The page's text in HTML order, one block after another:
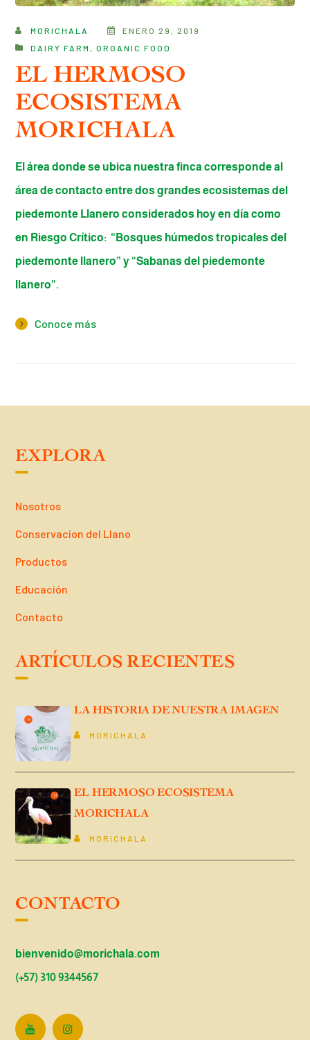
MORICHALA
ENERO 29, 2019
DAIRY FARM ,ORGANIC FOOD
EL HERMOSO
ECOSISTEMA
MORICHALA
El área donde se ubica nuestra finca corresponde al
área de contacto entre dos grandes ecosistemas del
piedemonte Llanero considerados hoy en día como
en Riesgo Crítico: “Bosques húmedos tropicales del
piedemonte llanero” y “Sabanas del piedemonte
llanero”.
Conoce más
EXPLORA
Nosotros
Conservacion del Llano
Productos
Educación
Contacto
ARTÍCULOS RECIENTES
LA HISTORIA DE NUESTRA IMAGEN
MORICHALA
EL HERMOSO ECOSISTEMA
MORICHALA
MORICHALA
CONTACTO
bienvenido@morichala.com
(+57) 310 9344567